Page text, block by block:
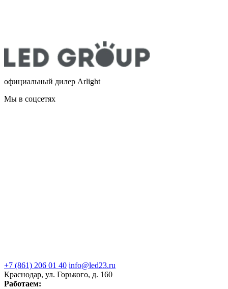
официальный дилер Arlight
Мы в соцсетях
+7 (861) 206 01 40 info@led23.ru
Краснодар, ул. Горького, д. 160
Работаем: